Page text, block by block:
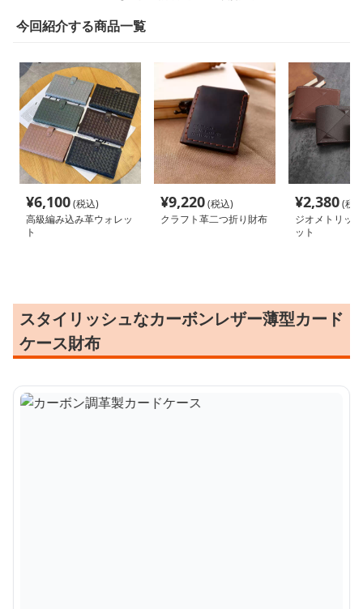
今回紹介する商品一覧
¥6,100(税込)
高級編み込み革ウォレッ
ト
¥9,220(税込)
クラフト革二つ折り財布
¥2,380(税
ジオメトリッ
ット
スタイリッシュなカーボンレザー薄型カード
ケース財布